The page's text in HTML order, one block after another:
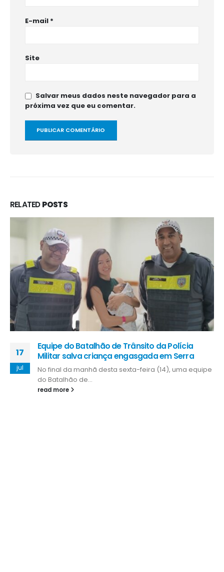
E-mail *
Site
Salvar meus dados neste navegador para a
próxima vez que eu comentar.
RELATEDPOSTS
17
jul
Equipe do Batalhão de Trânsito da Polícia
Militar salva criança engasgada em Serra
No final da manhã desta sexta-feira (14), uma equipe
do Batalhão de...
read more